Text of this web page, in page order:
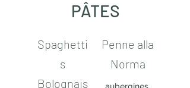
PÂTES
Spaghetti
s
Bolognais
Penne alla
Norma​
aubergines,